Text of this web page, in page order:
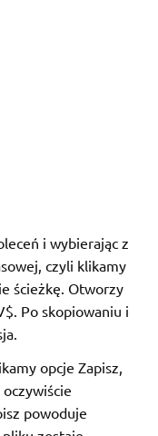
i wybierając z
czyli klikamy
ścieżkę. Otworzy
Po skopiowaniu i
opcje Zapisz,
powoduje